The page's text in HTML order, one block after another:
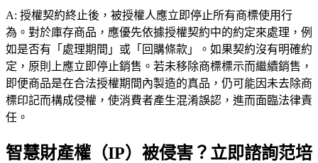
A: 授權契約終止後，被授權人應立即停止所有商標使用行
為。對於庫存商品，應優先依據授權契約中的約定來處理，例
如是否有「處理期間」或「回購條款」。如果契約沒有明確約
定，原則上應立即停止銷售。若未移除商標標示而繼續銷售，
即便商品是在合法授權期間內製造的真品，仍可能因未去除商
標印記而構成侵權，使消費者產生混淆誤認，進而面臨法律責
任。
智慧財產權（IP）被侵害？立即諮詢范培